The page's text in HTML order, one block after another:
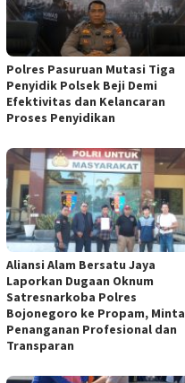
Polres Pasuruan Mutasi Tiga
Penyidik Polsek Beji Demi
Efektivitas dan Kelancaran
Proses Penyidikan
Aliansi Alam Bersatu Jaya
Laporkan Dugaan Oknum
Satresnarkoba Polres
Bojonegoro ke Propam, Minta
Penanganan Profesional dan
Transparan